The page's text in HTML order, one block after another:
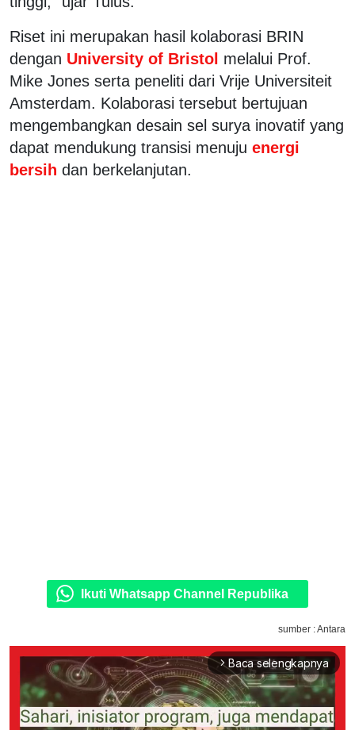
Riset ini merupakan hasil kolaborasi BRIN
dengan University of Bristol melalui Prof.
Mike Jones serta peneliti dari Vrije Universiteit
Amsterdam. Kolaborasi tersebut bertujuan
mengembangkan desain sel surya inovatif yang
dapat mendukung transisi menuju energi
bersih dan berkelanjutan.
Ikuti Whatsapp Channel Republika
sumber : Antara
arrow_forward_ios Baca selengkapnya